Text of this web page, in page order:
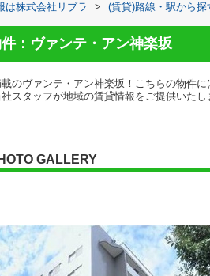
は株式会社リブラ > (賃貸)路線・駅から探
：ヴァンテ・アン神楽坂
のヴァンテ・アン神楽坂！こちらの物件
スタッフが地域の賃貸情報をご提供いた
GALLERY